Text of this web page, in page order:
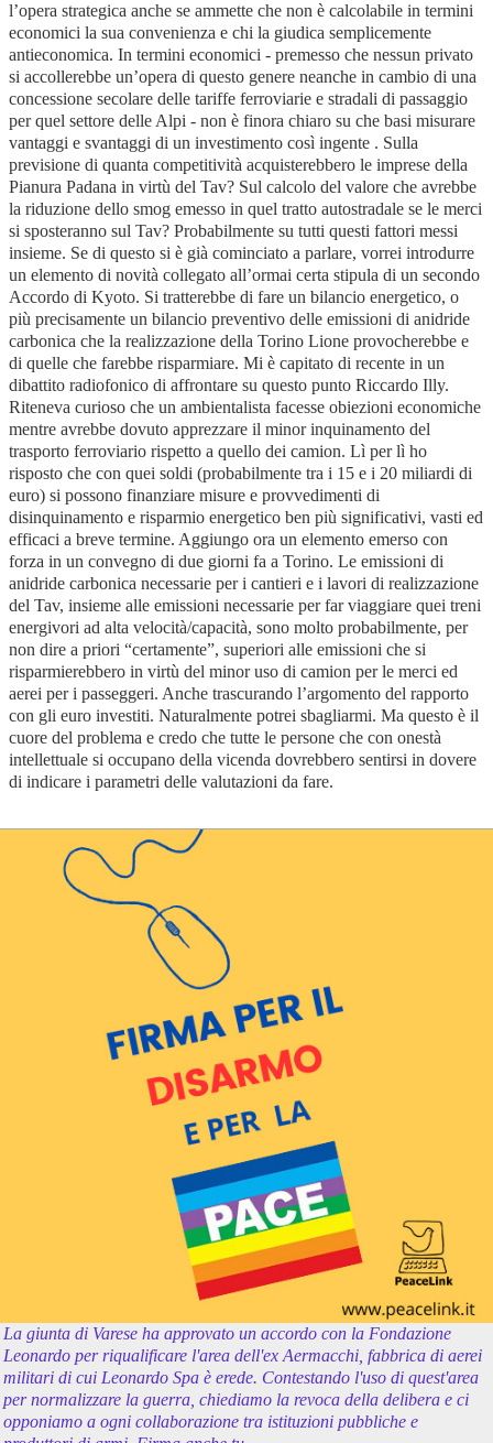
l’opera strategica anche se ammette che non è calcolabile in termini
economici la sua convenienza e chi la giudica semplicemente
antieconomica. In termini economici - premesso che nessun privato
si accollerebbe un’opera di questo genere neanche in cambio di una
concessione secolare delle tariffe ferroviarie e stradali di passaggio
per quel settore delle Alpi - non è finora chiaro su che basi misurare
vantaggi e svantaggi di un investimento così ingente . Sulla
previsione di quanta competitività acquisterebbero le imprese della
Pianura Padana in virtù del Tav? Sul calcolo del valore che avrebbe
la riduzione dello smog emesso in quel tratto autostradale se le merci
si sposteranno sul Tav? Probabilmente su tutti questi fattori messi
insieme. Se di questo si è già cominciato a parlare, vorrei introdurre
un elemento di novità collegato all’ormai certa stipula di un secondo
Accordo di Kyoto. Si tratterebbe di fare un bilancio energetico, o
più precisamente un bilancio preventivo delle emissioni di anidride
carbonica che la realizzazione della Torino Lione provocherebbe e
di quelle che farebbe risparmiare. Mi è capitato di recente in un
dibattito radiofonico di affrontare su questo punto Riccardo Illy.
Riteneva curioso che un ambientalista facesse obiezioni economiche
mentre avrebbe dovuto apprezzare il minor inquinamento del
trasporto ferroviario rispetto a quello dei camion. Lì per lì ho
risposto che con quei soldi (probabilmente tra i 15 e i 20 miliardi di
euro) si possono finanziare misure e provvedimenti di
disinquinamento e risparmio energetico ben più significativi, vasti ed
efficaci a breve termine. Aggiungo ora un elemento emerso con
forza in un convegno di due giorni fa a Torino. Le emissioni di
anidride carbonica necessarie per i cantieri e i lavori di realizzazione
del Tav, insieme alle emissioni necessarie per far viaggiare quei treni
energivori ad alta velocità/capacità, sono molto probabilmente, per
non dire a priori “certamente”, superiori alle emissioni che si
risparmierebbero in virtù del minor uso di camion per le merci ed
aerei per i passeggeri. Anche trascurando l’argomento del rapporto
con gli euro investiti. Naturalmente potrei sbagliarmi. Ma questo è il
cuore del problema e credo che tutte le persone che con onestà
intellettuale si occupano della vicenda dovrebbero sentirsi in dovere
di indicare i parametri delle valutazioni da fare.
La giunta di Varese ha approvato un accordo con la Fondazione
Leonardo per riqualificare l'area dell'ex Aermacchi, fabbrica di aerei
militari di cui Leonardo Spa è erede. Contestando l'uso di quest'area
per normalizzare la guerra, chiediamo la revoca della delibera e ci
opponiamo a ogni collaborazione tra istituzioni pubbliche e